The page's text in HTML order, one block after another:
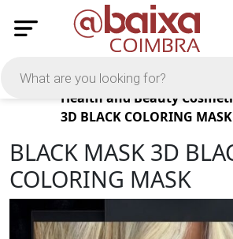
Products
Health and Beauty
3D BLACK COLORING MASK
BLACK MASK 3D
COLORING MASK